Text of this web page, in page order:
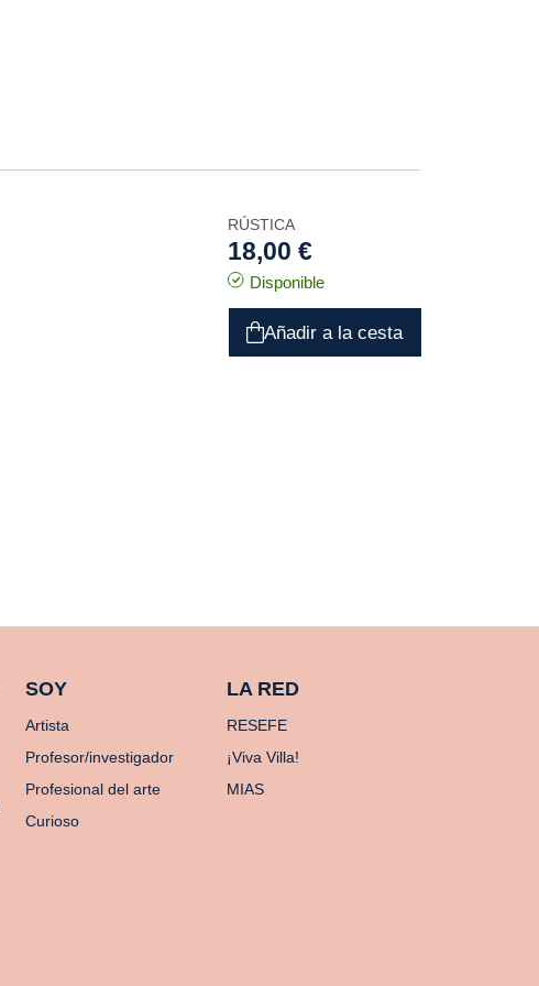
RÚSTICA
18,00 €
Disponible
Añadir a la cesta
SOY
Artista
Profesor/investigador
Profesional del arte
Curioso
LA RED
RESEFE
¡Viva Villa!
MIAS